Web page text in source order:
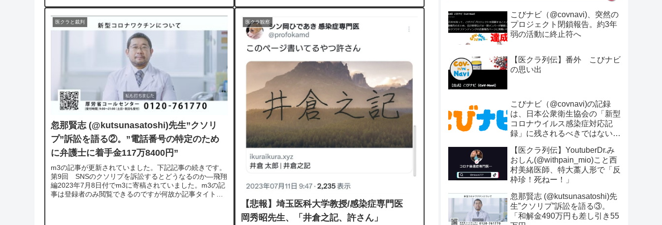
医クラと裁判
忽那賢志 (@kutsunasatoshi)先生”クソリ
プ”訴訟を語る②。”電話番号の特定のため
に弁護士に着手金117万8400円”
m3の記事が更新されていました。下記記事の続きです。
第9回 SNSのクソリプを訴訟するとどうなるのか―飛翔
編2023年7月8日付でm3に寄稿されていました。m3の記
事は登録者のみ閲覧できるのですが何故か記事タイトル
医クラ観察
【悲報】埼玉医科大学教授/感染症専門医
岡秀昭先生、「井倉之記、許さん」
こびナビ（@covnavi)、突然の
プロジェクト閉鎖報告。約3年
弱の活動に終止符へ
【医クラ列伝】番外 こびナビ
の思い出
こびナビ（@covnavi)の記録
は、日本公衆衛生協会の「新型
コロナウイルス感染症対応記
録」に残されるべきではないの
【医クラ列伝】YoutuberDr.み
おしん(@withpain_mio)こと西
村美緒医師、特大藁人形で「反
枠珍！死ねー！」
忽那賢志 (@kutsunasatoshi)先
生”クソリプ”訴訟を語る③。
「和解金490万円も差し引き55